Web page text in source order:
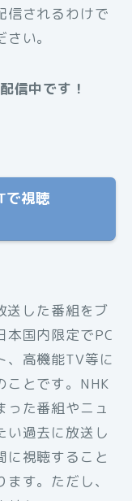
信されるわけで
い。
信中です！
で視聴
送した番組をブ
本国内限定でPC
、高機能TV等に
ことです。NHK
った番組やニュ
い過去に放送し
に視聴すること
す。ただし、